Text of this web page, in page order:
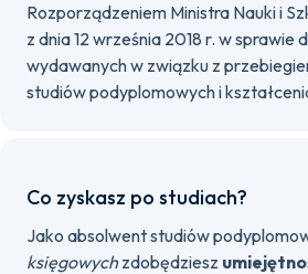
Rozporządzeniem Ministra Nauki i
z dnia 12 września 2018 r. w sprawie
wydawanych w związku z
studiów podyplomowych i
Co zyskasz po studiach?
Jako absolwent studiów
księgowychzdobędziesz